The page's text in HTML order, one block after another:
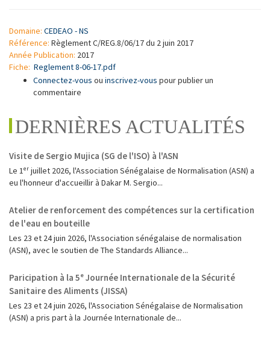
Domaine: CEDEAO - NS
Référence: Règlement C/REG.8/06/17 du 2 juin 2017
Année Publication: 2017
Fiche: Reglement 8-06-17.pdf
Connectez-vous ou inscrivez-vous pour publier un
commentaire
DERNIÈRES ACTUALITÉS
Visite de Sergio Mujica (SG de l'ISO) à l'ASN
Le 1ᵉʳ juillet 2026, l'Association Sénégalaise de Normalisation (ASN) a
eu l'honneur d'accueillir à Dakar M. Sergio...
Atelier de renforcement des compétences sur la certification
de l'eau en bouteille
Les 23 et 24 juin 2026, l'Association sénégalaise de normalisation
(ASN), avec le soutien de The Standards Alliance...
Paricipation à la 5ᵉ Journée Internationale de la Sécurité
Sanitaire des Aliments (JISSA)
‎Les 23 et 24 juin 2026, l'Association Sénégalaise de Normalisation
(ASN) a pris part à la Journée Internationale de...